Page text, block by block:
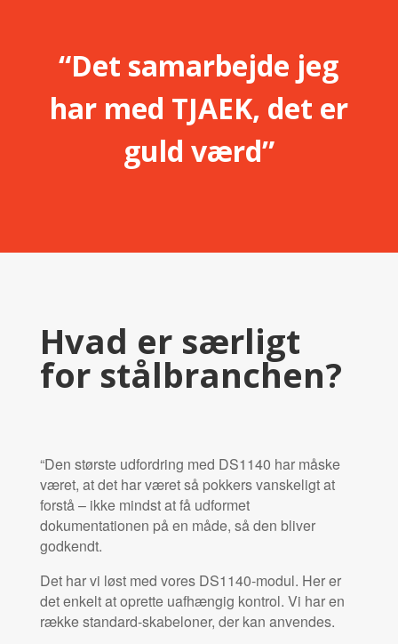
“Det samarbejde jeg
har med TJAEK, det er
guld værd”
Hvad er særligt
for stålbranchen?
“Den største udfordring med DS1140 har måske
været, at det har været så pokkers vanskeligt at
forstå – ikke mindst at få udformet
dokumentationen på en måde, så den bliver
godkendt.
Det har vi løst med vores DS1140-modul. Her er
det enkelt at oprette uafhængig kontrol. Vi har en
række standard-skabeloner, der kan anvendes.